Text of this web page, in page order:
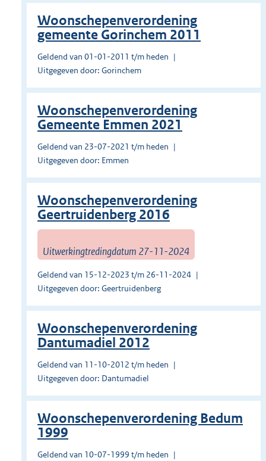
Woonschepenverordening
gemeente Gorinchem 2011
Geldend van 01-01-2011 t/m heden
Uitgegeven door: Gorinchem
Woonschepenverordening
Gemeente Emmen 2021
Geldend van 23-07-2021 t/m heden
Uitgegeven door: Emmen
Woonschepenverordening
Geertruidenberg 2016
Uitwerkingtredingdatum 27-11-2024
Geldend van 15-12-2023 t/m 26-11-2024
Uitgegeven door: Geertruidenberg
Woonschepenverordening
Dantumadiel 2012
Geldend van 11-10-2012 t/m heden
Uitgegeven door: Dantumadiel
Woonschepenverordening Bedum
1999
Geldend van 10-07-1999 t/m heden